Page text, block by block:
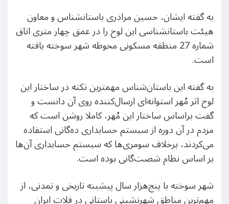
به گفته ایشان، حسین مرادری باستانشناس و معاون
هیئت باستانشناسی این لوح را در عمق چهار متری اتاق
شماره 27 منطقه مسکونی محوطه شهر سوخته یافته
است.
به گفته این باستان‌شناس مهمترین نکته در ساختار این
لوح اثر مُهر استوانه‌ای ارسال‌کننده روی آن دانست و
گفت براساس ساختار این مُهر، کاملا روشن است که
مردم در آن دوره از سیستم حسابداری ده‌گانی استفاده
می‌کردند، برخلاف سومری‌ها که سیستم حسابداری آن‌ها
بر اساس نظام شصت‌گانی بوده است.
شهر سوخته با پنج‌هزار سال پیشینه تاریخی و تمدنی، از
مهم‌ترین مناطق شهرنشینی باستانی در فلات ایران